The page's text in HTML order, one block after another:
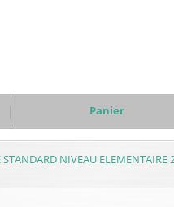
Panier
STANDARD NIVEAU ELEMENTAIRE